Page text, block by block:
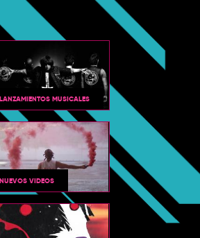
LANZAMIENTOS MUSICALES
NUEVOS VIDEOS